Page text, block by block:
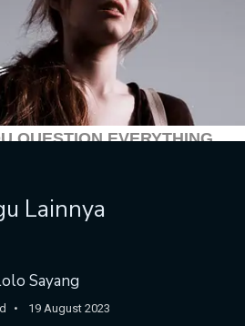
Lainnya
Sayang
19 August 2023